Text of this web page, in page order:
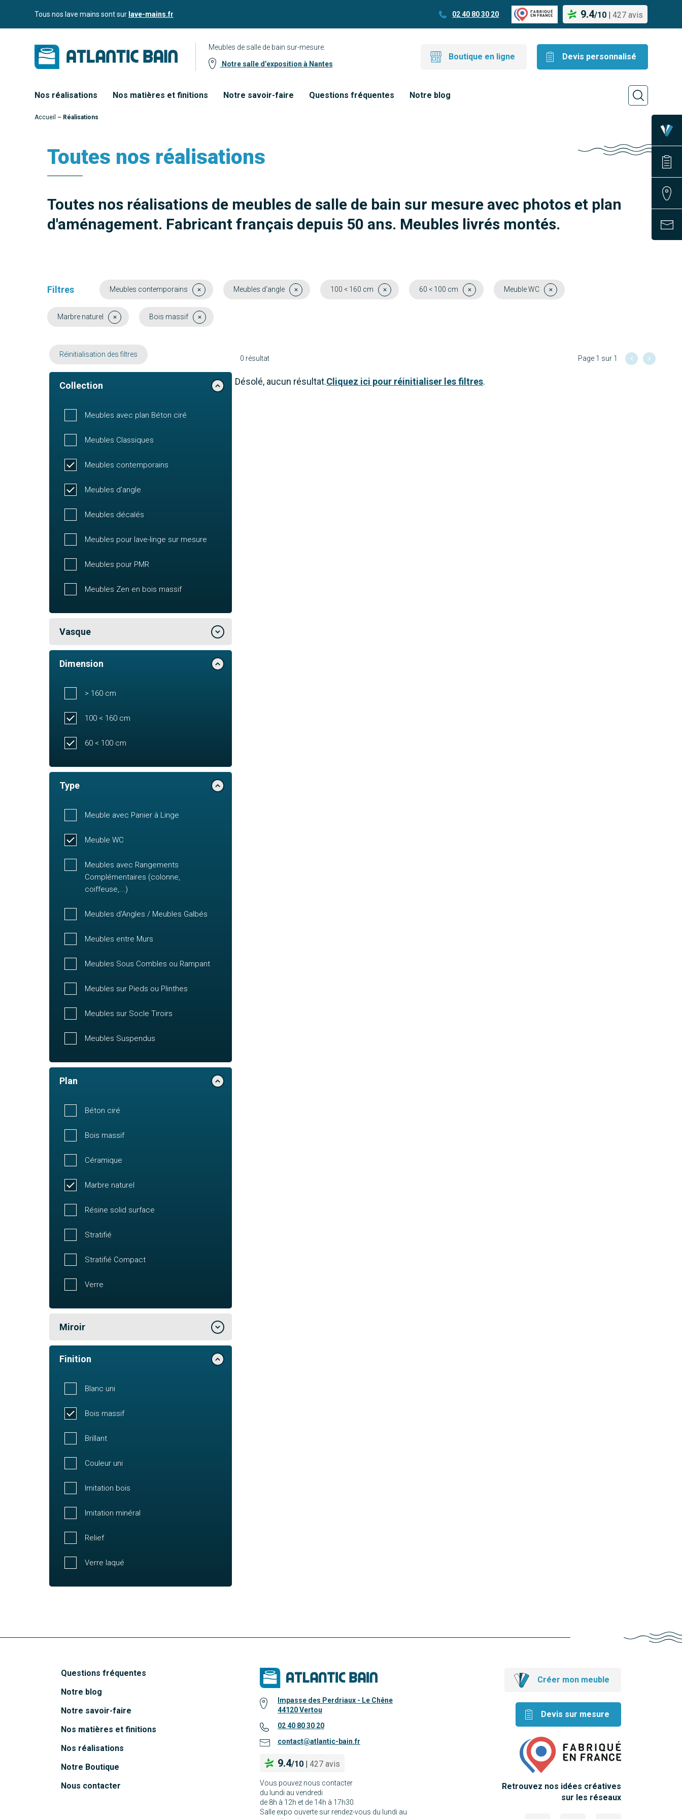
Aller auTous nos lave mains sont sur lave-mains.fr 02 40 80 30 20 9.4/10 | 427 avis
Meubles de salle de bain sur-mesure.
Notre salle d’exposition à Nantes
Boutique en ligne Devis personnalisé
Nos réalisations Nos matières et finitions Notre savoir-faire Questions fréquentes Notre blog
Accueil ~ Réalisations
Toutes nos réalisations
Toutes nos réalisations de meubles de salle de bain sur mesure avec photos et plan
d'aménagement. Fabricant français depuis 50 ans. Meubles livrés montés.
Filtres Meubles contemporains Meubles d'angle 100 < 160 cm 60 < 100 cm Meuble WC
Marbre naturel Bois massif
Réinitialisation des filtres
Collection
Meubles avec plan Béton ciré
Meubles Classiques
Meubles contemporains
Meubles d'angle
Meubles décalés
Meubles pour lave-linge sur mesure
Meubles pour PMR
Meubles Zen en bois massif
Vasque
Dimension
> 160 cm
100 < 160 cm
60 < 100 cm
Type
Meuble avec Panier à Linge
Meuble WC
Meubles avec Rangements
Complémentaires (colonne,
coiffeuse,...)
Meubles d'Angles / Meubles Galbés
Meubles entre Murs
Meubles Sous Combles ou Rampant
Meubles sur Pieds ou Plinthes
Meubles sur Socle Tiroirs
Meubles Suspendus
Plan
Béton ciré
Bois massif
Céramique
Marbre naturel
Résine solid surface
Stratifié
Stratifié Compact
Verre
Miroir
Finition
Blanc uni
Bois massif
Brillant
Couleur uni
Imitation bois
Imitation minéral
Relief
Verre laqué
0 résultat Page 1 sur 1
Désolé, aucun résultat.Cliquez ici pour réinitialiser les filtres.
Questions fréquentes
Notre blog
Notre savoir-faire
Nos matières et finitions
Nos réalisations
Notre Boutique
Nous contacter
Impasse des Perdriaux - Le Chêne
44120 Vertou
02 40 80 30 20
contact@atlantic-bain.fr
9.4/10 427 avis
Vous pouvez nous contacter
du lundi au vendredi
de 8h à 12h et de 14h à 17h30.
Salle expo ouverte sur rendez-vous du lundi au
Créer mon meuble
Devis sur mesure
Retrouvez nos idées créatives
sur les réseaux